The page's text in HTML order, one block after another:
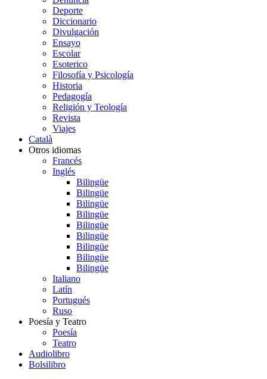
Deporte
Diccionario
Divulgación
Ensayo
Escolar
Esoterico
Filosofía y Psicología
Historia
Pedagogía
Religión y Teología
Revista
Viajes
Català
Otros idiomas
Francés
Inglés
Bilingüe
Bilingüe
Bilingüe
Bilingüe
Bilingüe
Bilingüe
Bilingüe
Bilingüe
Bilingüe
Italiano
Latín
Portugués
Ruso
Poesía y Teatro
Poesía
Teatro
Audiolibro
Bolsilibro